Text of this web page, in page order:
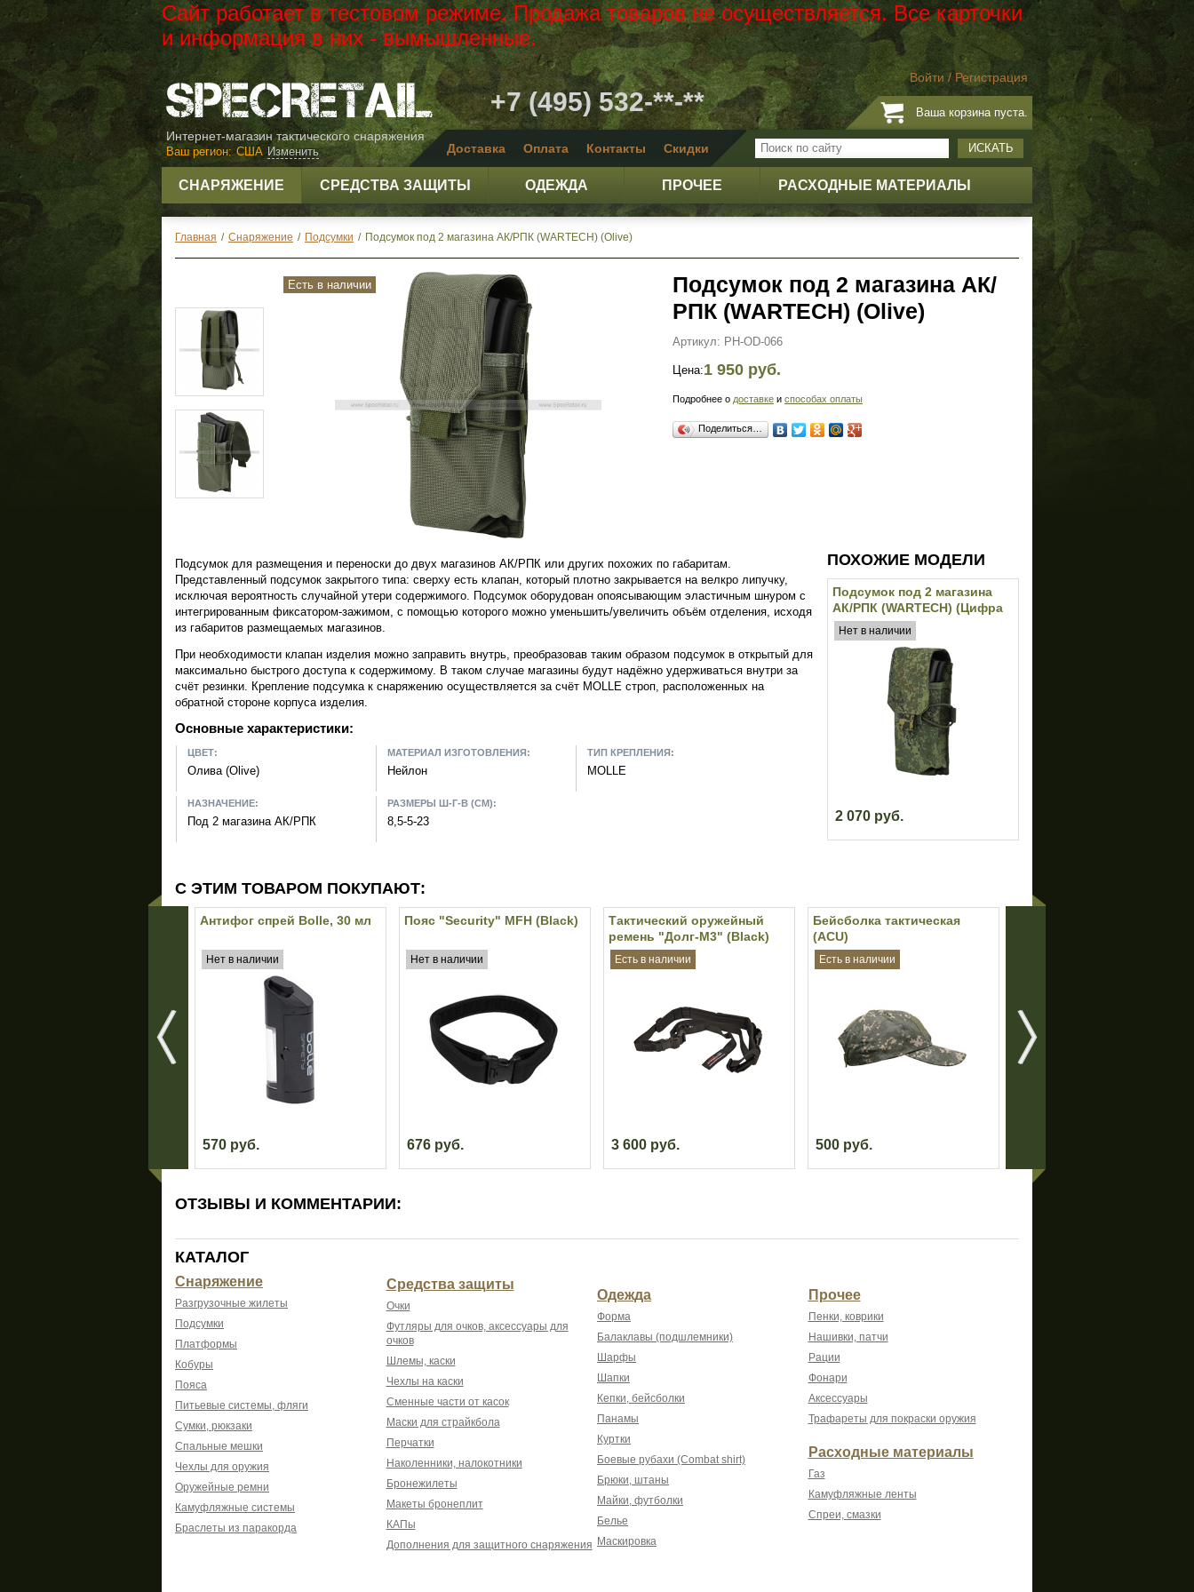
Сайт работает в тестовом режиме. Продажа товаров не осуществляется. Все карточки
и информация в них - вымышленные.
Войти / Регистрация
Ваша корзина пуста.
Интернет-магазин тактического снаряжения
+7 (495) 532-**-**
ИСКАТЬ
Доставка Оплата Контакты Скидки
Изменить
Ваш регион: США
СНАРЯЖЕНИЕ СРЕДСТВА ЗАЩИТЫ ОДЕЖДА ПРОЧЕЕ РАСХОДНЫЕ МАТЕРИАЛЫ
Главная / Снаряжение / Подсумки / Подсумок под 2 магазина АК/РПК (WARTECH) (Olive)
Есть в наличии
Подсумок под 2 магазина АК/
РПК (WARTECH) (Olive)
Артикул: PH-OD-066
Цена:1 950 руб.
Подробнее о доставке и способах оплаты
Поделиться…
ПОХОЖИЕ МОДЕЛИ
Подсумок под 2 магазина
АК/РПК (WARTECH) (Цифра
РФ)
Нет в наличии
2 070 руб.
Подсумок для размещения и переноски до двух магазинов АК/РПК или других похожих по габаритам.
Представленный подсумок закрытого типа: сверху есть клапан, который плотно закрывается на велкро липучку,
исключая вероятность случайной утери содержимого. Подсумок оборудован опоясывающим эластичным шнуром с
интегрированным фиксатором-зажимом, с помощью которого можно уменьшить/увеличить объём отделения, исходя
из габаритов размещаемых магазинов.
При необходимости клапан изделия можно заправить внутрь, преобразовав таким образом подсумок в открытый для
максимально быстрого доступа к содержимому. В таком случае магазины будут надёжно удерживаться внутри за
счёт резинки. Крепление подсумка к снаряжению осуществляется за счёт MOLLE строп, расположенных на
обратной стороне корпуса изделия.
Основные характеристики:
ЦВЕТ:
Олива (Olive)
МАТЕРИАЛ ИЗГОТОВЛЕНИЯ:
Нейлон
ТИП КРЕПЛЕНИЯ:
MOLLE
НАЗНАЧЕНИЕ:
Под 2 магазина АК/РПК
РАЗМЕРЫ Ш-Г-В (СМ):
8,5-5-23
С ЭТИМ ТОВАРОМ ПОКУПАЮТ:
Антифог спрей Bolle, 30 мл
Нет в наличии
570 руб.
Пояс "Security" MFH (Black)
Нет в наличии
676 руб.
Тактический оружейный
ремень "Долг-М3" (Black)
Есть в наличии
3 600 руб.
Бейсболка тактическая
(ACU)
Есть в наличии
500 руб.
ОТЗЫВЫ И КОММЕНТАРИИ:
КАТАЛОГ
Снаряжение
Разгрузочные жилеты
Подсумки
Платформы
Кобуры
Пояса
Питьевые системы, фляги
Сумки, рюкзаки
Спальные мешки
Чехлы для оружия
Оружейные ремни
Камуфляжные системы
Браслеты из паракорда
Средства защиты
Очки
Футляры для очков, аксессуары для
очков
Шлемы, каски
Чехлы на каски
Сменные части от касок
Маски для страйкбола
Перчатки
Наколенники, налокотники
Бронежилеты
Макеты бронеплит
КАПы
Дополнения для защитного снаряжения
Одежда
Форма
Балаклавы (подшлемники)
Шарфы
Шапки
Кепки, бейсболки
Панамы
Куртки
Боевые рубахи (Combat shirt)
Брюки, штаны
Майки, футболки
Белье
Маскировка
Прочее
Пенки, коврики
Нашивки, патчи
Рации
Фонари
Аксессуары
Трафареты для покраски оружия
Расходные материалы
Газ
Камуфляжные ленты
Спреи, смазки